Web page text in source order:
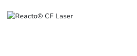
Slide 1 of 1